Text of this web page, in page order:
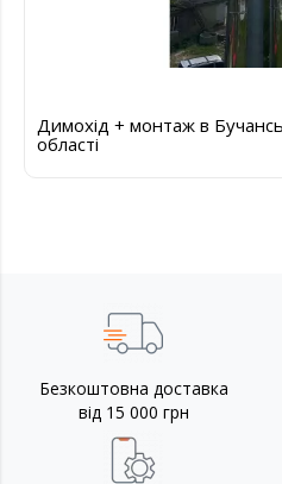
Димохід + монтаж в
області
Безкоштовна доставка
від 15 000 грн